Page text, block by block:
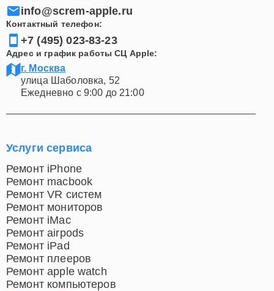
info@screm-apple.ru
Контактный телефон:
+7 (495) 023-83-23
Адрес и график работы СЦ Apple:
г. Москва
улица Шаболовка, 52
Ежедневно с 9:00 до 21:00
Услуги сервиса
Ремонт iPhone
Ремонт macbook
Ремонт VR систем
Ремонт мониторов
Ремонт iMac
Ремонт airpods
Ремонт iPad
Ремонт плееров
Ремонт apple watch
Ремонт компьютеров